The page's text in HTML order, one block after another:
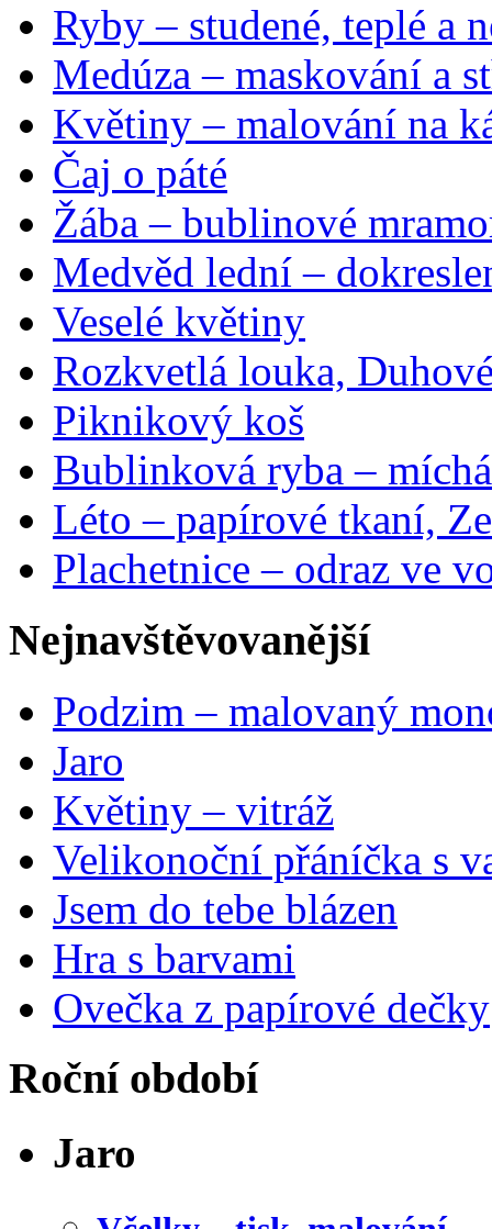
Ryby – studené, teplé a
Medúza – maskování a
Květiny – malování na
Čaj o páté
Žába – bublinové
Medvěd lední –
Veselé květiny
Rozkvetlá louka,
Piknikový koš
Bublinková ryba –
Léto – papírové tkaní,
Plachetnice – odraz ve
Nejnavštěvovanější
Podzim – malovaný
Jaro
Květiny – vitráž
Velikonoční přáníčka s
Jsem do tebe blázen
Hra s barvami
Ovečka z papírové dečky
Roční období
Jaro